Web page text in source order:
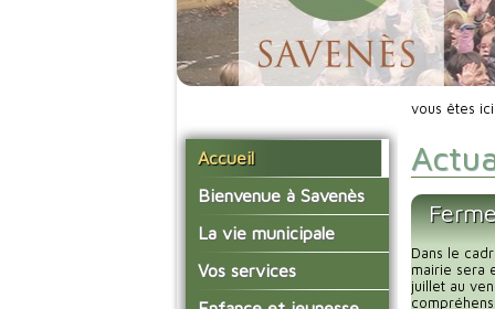
Accueil
Bienvenue à Savenès
Situer Savenès
Savenès en chiffre
L'histoire du village
La vie municipale
Vos élus
Les compte-rendus du
Vos services
La mairie
vous êtes
Dans le
mairie sera
juillet au